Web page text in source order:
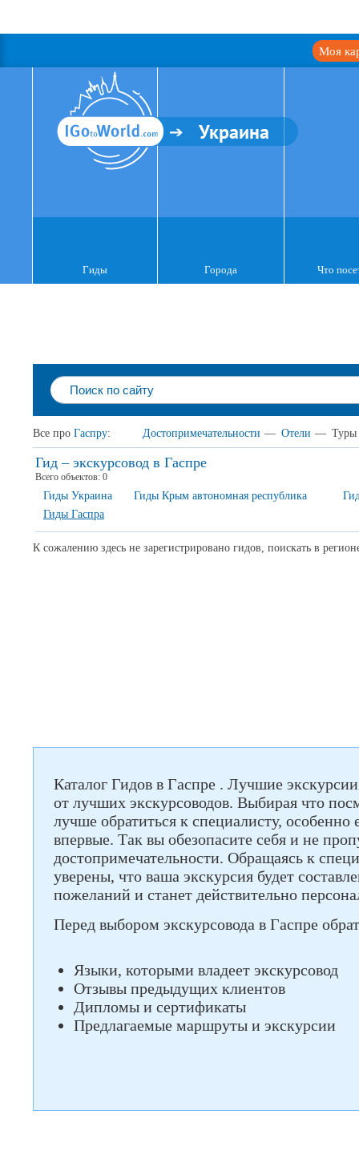
Моя
Украина
Гиды Города Что
Все про Гаспру: Достопримечательности — Отели — Туры
Гид – экскурсовод в Гаспре
Всего объектов: 0
Гиды Украина Гиды Крым автономная республика
Гиды Гаспра
К сожалению здесь не зарегистрировано гидов, поискать в
Каталог Гидов в Гаспре . Лучшие
от лучших экскурсоводов. Выбирая что
лучше обратиться к специалисту, особенно
впервые. Так вы обезопасите себя и не
достопримечательности. Обращаясь к
уверены, что ваша экскурсия будет
пожеланий и станет действительно
Перед выбором экскурсовода в Гаспре
Языки, которыми владеет экскурсовод
Отзывы предыдущих клиентов
Дипломы и сертификаты
Предлагаемые маршруты и экскурсии